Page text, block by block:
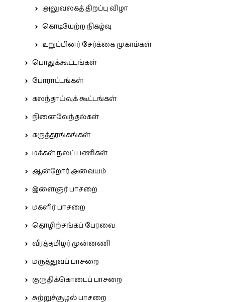
அலுவலகத் திறப்பு விழா
கொடியேற்ற நிகழ்வு
உறுப்பினர் சேர்க்கை முகாம்கள்
பொதுக்கூட்டங்கள்
போராட்டங்கள்
கலந்தாய்வுக் கூட்டங்கள்
நினைவேந்தல்கள்
கருத்தரங்கங்கள்
மக்கள் நலப் பணிகள்
ஆன்றோர் அவையம்
இளைஞர் பாசறை
மகளிர் பாசறை
தொழிற்சங்கப் பேரவை
வீரத்தமிழர் முன்னணி
மருத்துவப் பாசறை
குருதிக்கொடைப் பாசறை
சுற்றுச்சூழல் பாசறை